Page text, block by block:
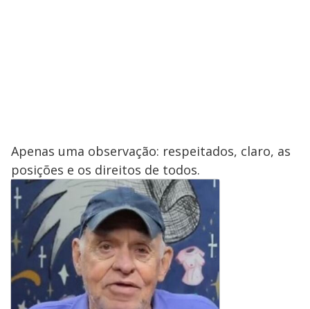
Apenas uma observação: respeitados, claro, as
posições e os direitos de todos.